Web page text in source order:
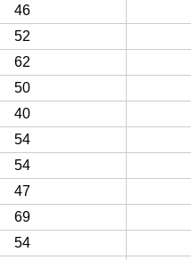
46
52
62
50
40
54
54
47
69
54